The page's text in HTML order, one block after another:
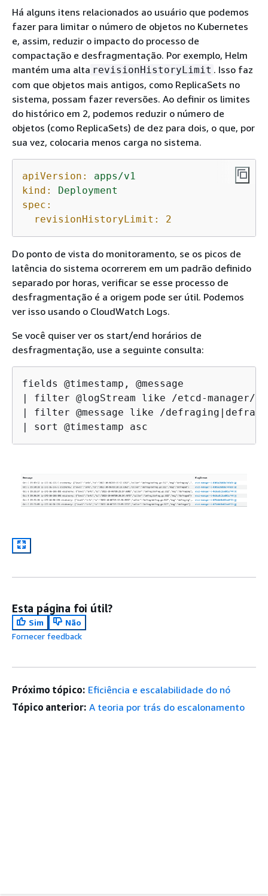
Há alguns itens relacionados ao usuário que podemos
fazer para limitar o número de objetos no Kubernetes
e, assim, reduzir o impacto do processo de
compactação e desfragmentação. Por exemplo, Helm
mantém uma alta revisionHistoryLimit . Isso faz
com que objetos mais antigos, como ReplicaSets no
sistema, possam fazer reversões. Ao definir os limites
do histórico em 2, podemos reduzir o número de
objetos (como ReplicaSets) de dez para dois, o que, por
sua vez, colocaria menos carga no sistema.
apiVersion:
apps/v1
kind:
Deployment
spec:
revisionHistoryLimit:
2
Do ponto de vista do monitoramento, se os picos de
latência do sistema ocorrerem em um padrão definido
separado por horas, verificar se esse processo de
desfragmentação é a origem pode ser útil. Podemos
ver isso usando o CloudWatch Logs.
Se você quiser ver os start/end horários de
desfragmentação, use a seguinte consulta:
fields @timestamp, @message
| filter @logStream like /etcd-manager/
| filter @message like /
| sort @timestamp asc
Esta página foi útil?
Sim
Não
Fornecer feedback
Próximo tópico: Eficiência e escalabilidade do nó
Tópico anterior: A teoria por trás do escalonamento